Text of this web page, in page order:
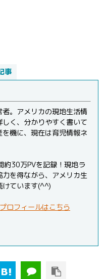
事
者。アメリカの現地生活情
く、分かりやすく書いて
を機に、現在は育児情報ネ
30万PVを記録！現地ラ
力を得ながら、アメリカ生
けています(^^)
ロフィールはこちら